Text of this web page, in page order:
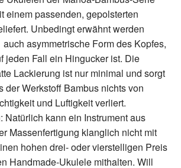
einem passenden, gepolsterten
Unbedingt erwähnt werden
auch asymmetrische Form des Kopfes,
jeden Fall ein Hingucker ist. Die
Lackierung ist nur minimal und sorgt
der Werkstoff Bambus nichts von
und Luftigkeit verliert.
Natürlich kann ein Instrument aus
Massenfertigung klanglich nicht mit
hohen drei- oder vierstelligen Preis
Handmade-Ukulele mithalten. Will